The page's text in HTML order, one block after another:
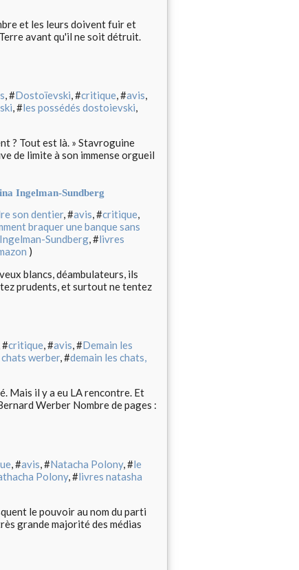
et les leurs doivent fuir et
avant qu'il ne soit détruit.
, #Dostoïevski, #critique, #avis,
, #les possédés dostoievski,
? Tout est là. » Stavroguine
de limite à son immense orgueil
Ingelman-Sundberg
son dentier, #avis, #critique,
braquer une banque sans
Sundberg, #livres
)
blancs, déambulateurs, ils
prudents, et surtout ne tentez
#critique, #avis, #Demain les
chats werber, #demain les chats,
Mais il y a eu LA rencontre. Et
Werber Nombre de pages :
, #avis, #Natacha Polony, #le
Polony, #livres natasha
le pouvoir au nom du parti
grande majorité des médias